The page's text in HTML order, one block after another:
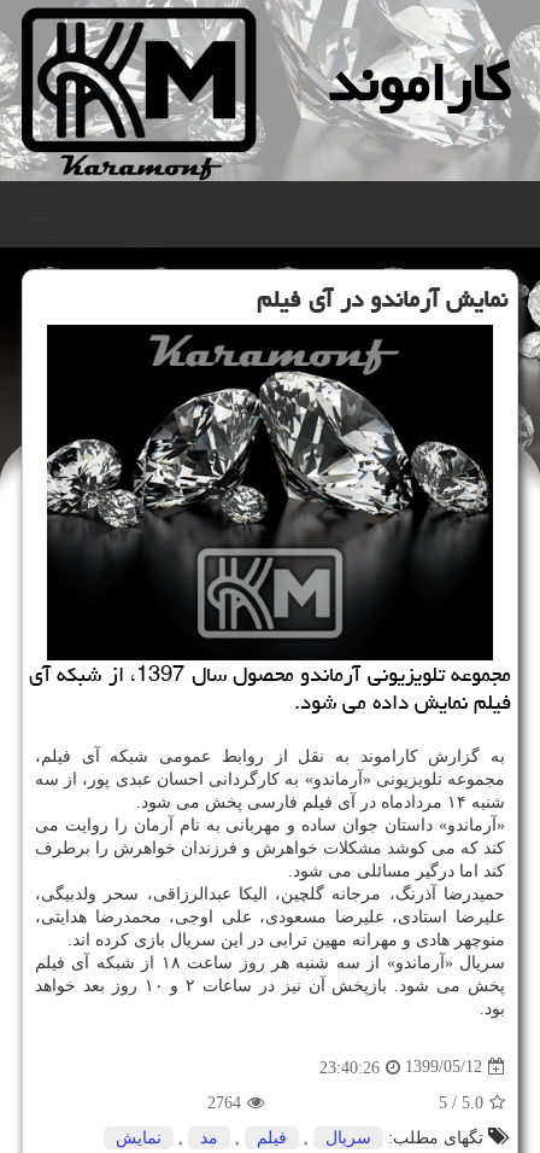
كاراموند
نمایش آرماندو در آی فیلم
مجموعه تلویزیونی آرماندو محصول سال 1397، از شبكه آی
فیلم نمایش داده می شود.
به گزارش کاراموند به نقل از روابط عمومی شبکه آی فیلم،
مجموعه تلویزیونی «آرماندو» به کارگردانی احسان عبدی پور، از سه
شنبه ۱۴ مردادماه در آی فیلم فارسی پخش می شود.
«آرماندو» داستان جوان ساده و مهربانی به نام آرمان را روایت می
کند که می کوشد مشکلات خواهرش و فرزندان خواهرش را برطرف
کند اما درگیر مسائلی می شود.
حمیدرضا آذرنگ، مرجانه گلچین، الیکا عبدالرزاقی، سحر ولدبیگی،
علیرضا استادی، علیرضا مسعودی، علی اوجی، محمدرضا هدایتی،
منوچهر هادی و مهرانه مهین ترابی در این سریال بازی کرده اند.
سریال «آرماندو» از سه شنبه هر روز ساعت ۱۸ از شبکه آی فیلم
پخش می شود. بازپخش آن نیز در ساعات ۲ و ۱۰ روز بعد خواهد
بود.
1399/05/12
23:40:26
5.0
/ 5
2764
تگهای مطلب:
سریال فیلم مد نمایش